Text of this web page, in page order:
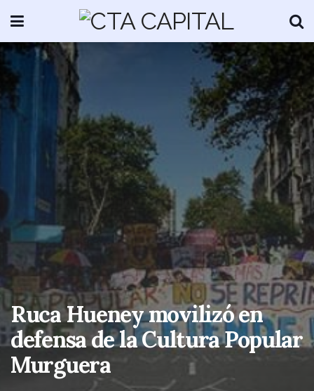
Ruca Hueney movilizó en
defensa de la Cultura Popular
Murguera